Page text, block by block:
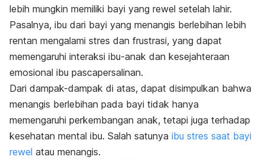
lebih mungkin memiliki bayi yang rewel setelah lahir.
Pasalnya, ibu dari bayi yang menangis berlebihan lebih
rentan mengalami stres dan frustrasi, yang dapat
memengaruhi interaksi ibu-anak dan kesejahteraan
emosional ibu pascapersalinan.
Dari dampak-dampak di atas, dapat disimpulkan bahwa
menangis berlebihan pada bayi tidak hanya
memengaruhi perkembangan anak, tetapi juga terhadap
kesehatan mental ibu. Salah satunya ibu stres saat bayi
rewel atau menangis.